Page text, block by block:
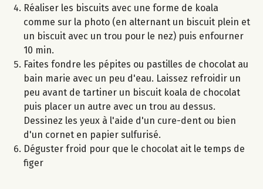
Réaliser les biscuits avec une forme de koala
comme sur la photo (en alternant un biscuit plein et
un biscuit avec un trou pour le nez) puis enfourner
10 min.
Faites fondre les pépites ou pastilles de chocolat au
bain marie avec un peu d'eau. Laissez refroidir un
peu avant de tartiner un biscuit koala de chocolat
puis placer un autre avec un trou au dessus.
Dessinez les yeux à l'aide d'un cure-dent ou bien
d'un cornet en papier sulfurisé.
Déguster froid pour que le chocolat ait le temps de
figer